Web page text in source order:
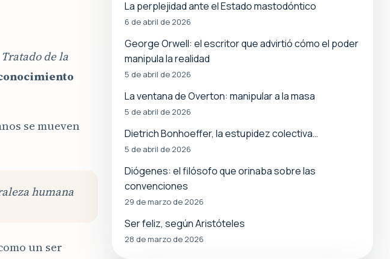
Tratado de la
se mueven
humana
un ser
La perplejidad ante el Estado mastodóntico
6 de abril de 2026
George Orwell: el escritor que advirtió cómo el poder
manipula la realidad
5 de abril de 2026
La ventana de Overton: manipular a la masa
5 de abril de 2026
Dietrich Bonhoeffer, la estupidez colectiva…
5 de abril de 2026
Diógenes: el filósofo que orinaba sobre las
convenciones
29 de marzo de 2026
Ser feliz, según Aristóteles
28 de marzo de 2026